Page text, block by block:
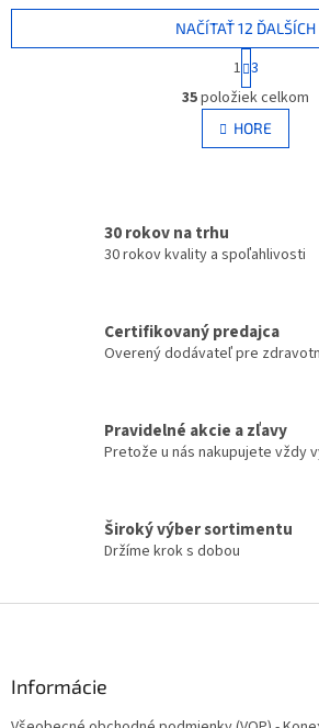
O
v
l
á
e
k
y
p
i
s
NAČÍTAŤ 12 ĎALŠÍCH
t
r
á
n
k
i
e
1 3
35položiek celkom
HORE
30 rokov na trhu
30 rokov kvality a spoľahlivosti
Certifikovaný predajca
Overený dodávateľ pre
Pravidelné akcie a zľavy
Pretože u nás nakupujete vždy
Široký výber sortimentu
Držíme krok s dobou
Informácie